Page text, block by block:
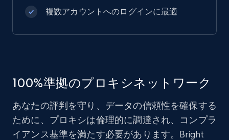
複数アカウントへのログインに最適
100%準拠のプロキシネットワーク
あなたの評判を守り、データの信頼性を確保する
ために、プロキシは倫理的に調達され、コンプラ
イアンス基準を満たす必要があります。Bright